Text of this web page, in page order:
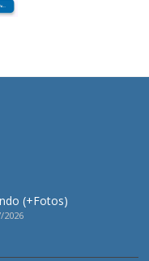
(+Fotos)
2026